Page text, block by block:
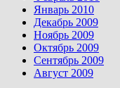
Январь 2010
Декабрь 2009
Ноябрь 2009
Октябрь 2009
Сентябрь 2009
Август 2009